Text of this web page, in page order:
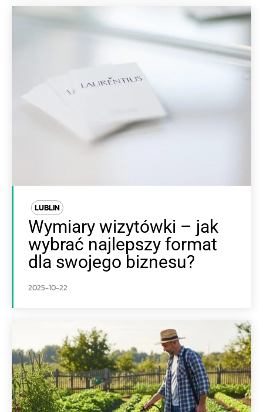
LUBLIN
Wymiary wizytówki – jak
wybrać najlepszy format
dla swojego biznesu?
2025-10-22